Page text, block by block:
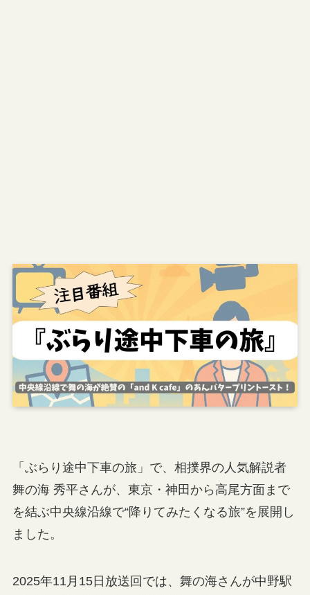
「ぶらり途中下車の旅」で、相撲界の人気解説者
舞の海 秀平さんが、東京・神田から高尾方面まで
を結ぶ中央線沿線で“降りてみたくなる旅”を展開し
ました。
2025年11月15日放送回では、舞の海さんが中野駅